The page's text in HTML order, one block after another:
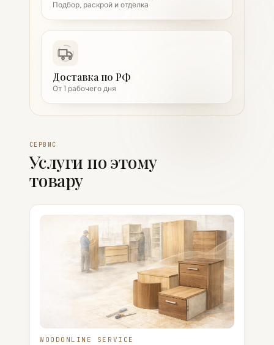
Подбор, раскрой и отделка
Доставка по РФ
От 1 рабочего дня
СЕРВИС
Услуги по этому
товару
WOODONLINE SERVICE